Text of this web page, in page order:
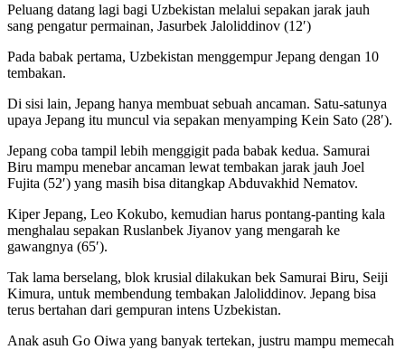
Peluang datang lagi bagi Uzbekistan melalui sepakan jarak jauh
sang pengatur permainan, Jasurbek Jaloliddinov (12′)
Pada babak pertama, Uzbekistan menggempur Jepang dengan 10
tembakan.
Di sisi lain, Jepang hanya membuat sebuah ancaman. Satu-satunya
upaya Jepang itu muncul via sepakan menyamping Kein Sato (28′).
Jepang coba tampil lebih menggigit pada babak kedua. Samurai
Biru mampu menebar ancaman lewat tembakan jarak jauh Joel
Fujita (52′) yang masih bisa ditangkap Abduvakhid Nematov.
Kiper Jepang, Leo Kokubo, kemudian harus pontang-panting kala
menghalau sepakan Ruslanbek Jiyanov yang mengarah ke
gawangnya (65′).
Tak lama berselang, blok krusial dilakukan bek Samurai Biru, Seiji
Kimura, untuk membendung tembakan Jaloliddinov. Jepang bisa
terus bertahan dari gempuran intens Uzbekistan.
Anak asuh Go Oiwa yang banyak tertekan, justru mampu memecah